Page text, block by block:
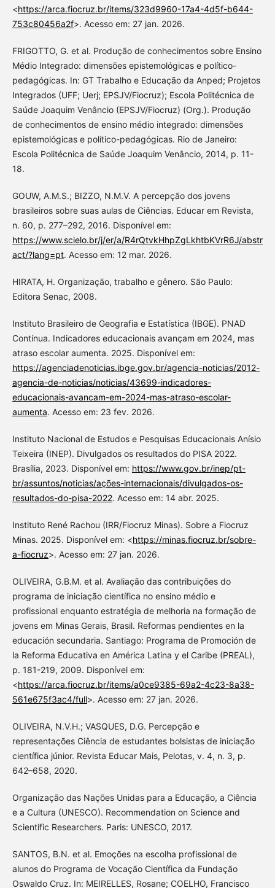
<https://arca.fiocruz.br/items/323d9960-17a4-4d5f-b644-
753c80456a2f>. Acesso em: 27 jan. 2026.
FRIGOTTO, G. et al. Produção de conhecimentos sobre Ensino
Médio Integrado: dimensões epistemológicas e político-
pedagógicas. In: GT Trabalho e Educação da Anped; Projetos
Integrados (UFF; Uerj; EPSJV/Fiocruz); Escola Politécnica de
Saúde Joaquim Venâncio (EPSJV/Fiocruz) (Org.). Produção
de conhecimentos de ensino médio integrado: dimensões
epistemológicas e político-pedagógicas. Rio de Janeiro:
Escola Politécnica de Saúde Joaquim Venâncio, 2014, p. 11-
18.
GOUW, A.M.S.; BIZZO, N.M.V. A percepção dos jovens
brasileiros sobre suas aulas de Ciências. Educar em Revista,
n. 60, p. 277–292, 2016. Disponível em:
https://www.scielo.br/j/er/a/R4rQtvkHhpZgLkhtbKVrR6J/abstr
act/?lang=pt. Acesso em: 12 mar. 2026.
HIRATA, H. Organização, trabalho e gênero. São Paulo:
Editora Senac, 2008.
Instituto Brasileiro de Geografia e Estatística (IBGE). PNAD
Contínua. Indicadores educacionais avançam em 2024, mas
atraso escolar aumenta. 2025. Disponível em:
https://agenciadenoticias.ibge.gov.br/agencia-noticias/2012-
agencia-de-noticias/noticias/43699-indicadores-
educacionais-avancam-em-2024-mas-atraso-escolar-
aumenta. Acesso em: 23 fev. 2026.
Instituto Nacional de Estudos e Pesquisas Educacionais Anísio
Teixeira (INEP). Divulgados os resultados do PISA 2022.
Brasília, 2023. Disponível em: https://www.gov.br/inep/pt-
br/assuntos/noticias/ações-internacionais/divulgados-os-
resultados-do-pisa-2022. Acesso em: 14 abr. 2025.
Instituto René Rachou (IRR/Fiocruz Minas). Sobre a Fiocruz
Minas. 2025. Disponível em: <https://minas.fiocruz.br/sobre-
a-fiocruz>. Acesso em: 27 jan. 2026.
OLIVEIRA, G.B.M. et al. Avaliação das contribuições do
programa de iniciação científica no ensino médio e
profissional enquanto estratégia de melhoria na formação de
jovens em Minas Gerais, Brasil. Reformas pendientes en la
educación secundaria. Santiago: Programa de Promoción de
la Reforma Educativa en América Latina y el Caribe (PREAL),
p. 181-219, 2009. Disponível em:
<https://arca.fiocruz.br/items/a0ce9385-69a2-4c23-8a38-
561e675f3ac4/full>. Acesso em: 27 jan. 2026.
OLIVEIRA, N.V.H.; VASQUES, D.G. Percepção e
representações Ciência de estudantes bolsistas de iniciação
científica júnior. Revista Educar Mais, Pelotas, v. 4, n. 3, p.
642–658, 2020.
Organização das Nações Unidas para a Educação, a Ciência
e a Cultura (UNESCO). Recommendation on Science and
Scientific Researchers. Paris: UNESCO, 2017.
SANTOS, B.N. et al. Emoções na escolha profissional de
alunos do Programa de Vocação Científica da Fundação
Oswaldo Cruz. In: MEIRELLES, Rosane; COELHO, Francisco